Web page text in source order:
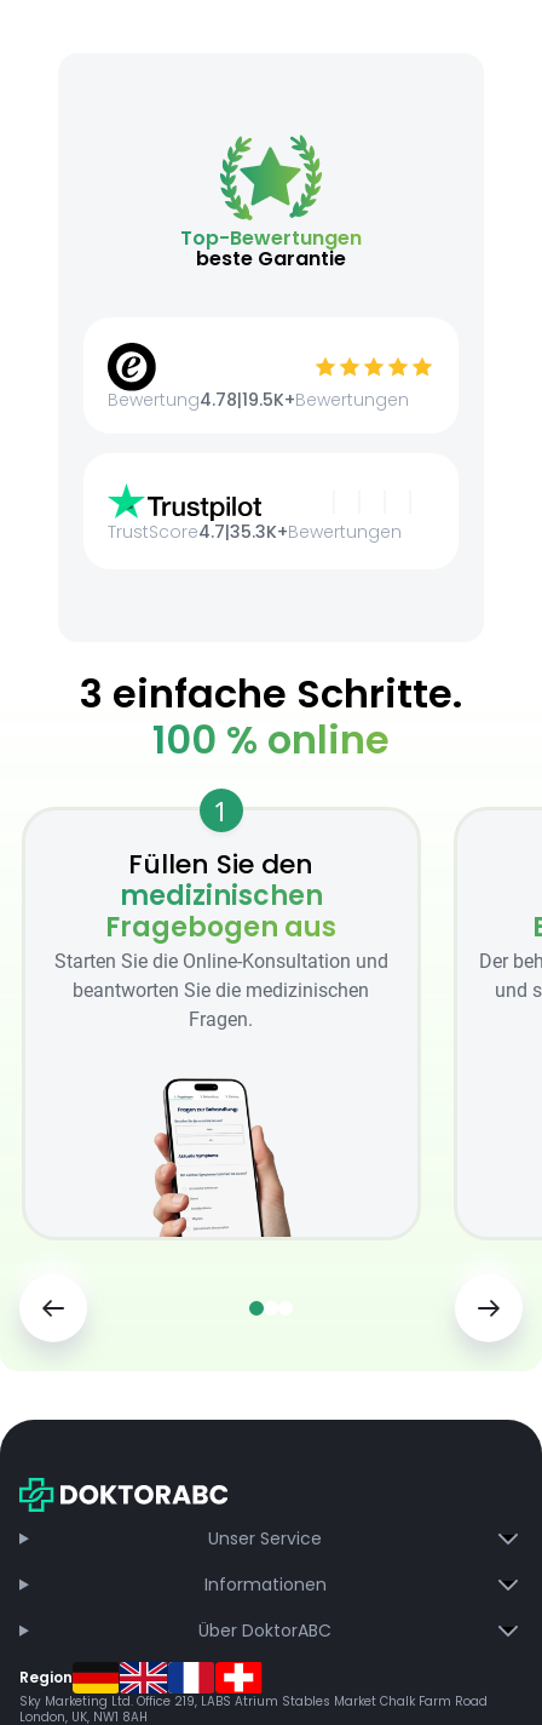
Top-Bewertungen
beste Garantie
Bewertung4.78|19.5K+Bewertungen
TrustScore4.7|35.3K+Bewertungen
3 einfache Schritte.
100 % online
1
Füllen Sie den
medizinischen
Fragebogen aus
Starten Sie die Online-Konsultation und
beantworten Sie die medizinischen
Fragen.
Der
und
Unser Service
Informationen
Über DoktorABC
Region
Sky Marketing Ltd. Office 219, LABS Atrium Stables Market Chalk Farm Road
London, UK, NW1 8AH